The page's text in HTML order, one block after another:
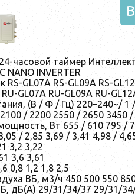
24-часовой таймер
INVERTER
RS-GL07A RS-GL09A RS-
GL07A RU-GL09A RU-
(В / Ф / Гц) 220–240~/ 1
/ 2200 2550 / 2650 3450
Вт 655 / 610 795 /
/ 2,85 3,69 / 3,41 4,98 /
3,2 3,22
3,6 3,61
0,8 1,2 1,8 2,5
ВБ, м3/ч 450 500 550
дБ(А) 29/31/34/37 29/31/